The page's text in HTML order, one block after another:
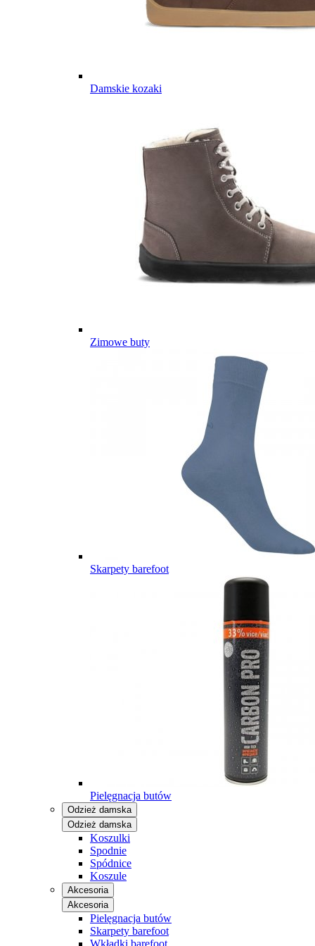
Damskie kozaki
Zimowe buty
Skarpety barefoot
Pielęgnacja butów
Odzież damska
Odzież damska
Koszulki
Spodnie
Spódnice
Koszule
Akcesoria
Akcesoria
Pielęgnacja butów
Skarpety barefoot
Wkładki barefoot